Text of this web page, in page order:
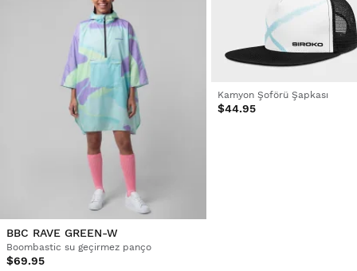
BBC RAVE GREEN-W
Boombastic su geçirmez panço
$69.95
Kamyon Şoförü Şapkası
$44.95